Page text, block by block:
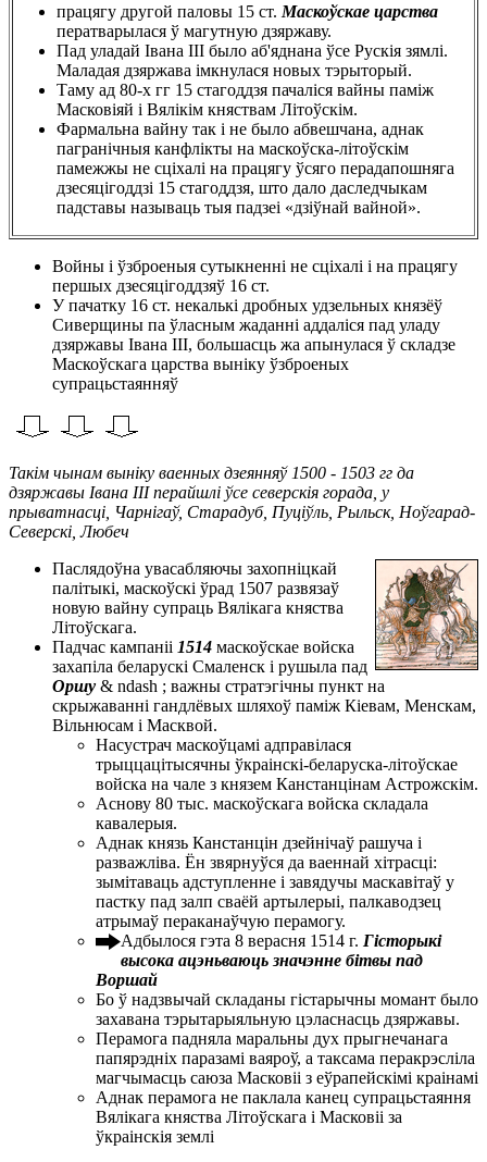
працягу другой паловы 15 ст. Маскоўскае царства
ператварылася ў магутную дзяржаву.
Пад уладай Івана III было аб'яднана ўсе Рускія зямлі.
Маладая дзяржава імкнулася новых тэрыторый.
Таму ад 80-х гг 15 стагоддзя пачаліся вайны паміж
Масковіяй і Вялікім княствам Літоўскім.
Фармальна вайну так і не было абвешчана, аднак
пагранічныя канфлікты на маскоўска-літоўскім
памежжы не сціхалі на працягу ўсяго перадапошняга
дзесяцігоддзі 15 стагоддзя, што дало даследчыкам
падставы называць тыя падзеі «дзіўнай вайной».
Войны і ўзброеныя сутыкненні не сціхалі і на працягу
першых дзесяцігоддзяў 16 ст.
У пачатку 16 ст. некалькі дробных удзельных князёў
Сиверщины па ўласным жаданні аддаліся пад уладу
дзяржавы Івана III, большасць жа апынулася ў складзе
Маскоўскага царства выніку ўзброеных
супрацьстаянняў
Такім чынам выніку ваенных дзеянняў 1500 - 1503 гг да
дзяржавы Івана III перайшлі ўсе северскія горада, у
прыватнасці, Чарнігаў, Старадуб, Пуціўль, Рыльск, Ноўгарад-
Северскі, Любеч
Паслядоўна увасабляючы захопніцкай
палітыкі, маскоўскі ўрад 1507 развязаў
новую вайну супраць Вялікага княства
Літоўскага.
Падчас кампаніі 1514 маскоўскае войска
захапіла беларускі Смаленск і рушыла пад
Оршу & ndash ; важны стратэгічны пункт на
скрыжаванні гандлёвых шляхоў паміж Кіевам, Менскам,
Вільнюсам і Масквой.
Насустрач маскоўцамі адправілася
трыццацітысячны ўкраінскі-беларуска-літоўскае
войска на чале з князем Канстанцінам Астрожскім.
Аснову 80 тыс. маскоўскага войска складала
кавалерыя.
Аднак князь Канстанцін дзейнічаў рашуча і
разважліва. Ён звярнуўся да ваеннай хітрасці:
зымітаваць адступленне і завядучы маскавітаў у
пастку пад залп сваёй артылерыі, палкаводзец
атрымаў пераканаўчую перамогу.
Адбылося гэта 8 верасня 1514 г. Гісторыкі
высока ацэньваюць значэнне бітвы пад
Воршай
Бо ў надзвычай складаны гістарычны момант было
захавана тэрытарыяльную цэласнасць дзяржавы.
Перамога падняла маральны дух прыгнечанага
папярэдніх паразамі ваяроў, а таксама перакрэсліла
магчымасць саюза Масковіі з еўрапейскімі краінамі
Аднак перамога не паклала канец супрацьстаяння
Вялікага княства Літоўскага і Масковіі за
ўкраінскія землі